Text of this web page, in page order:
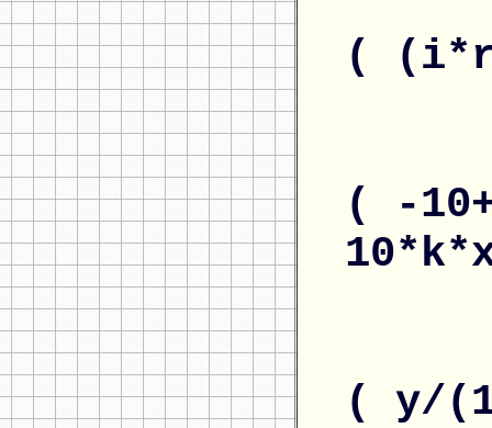
(
( -
( y/